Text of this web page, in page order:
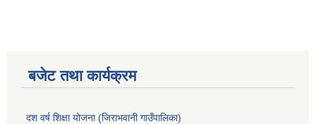
बजेट तथा कार्यक्रम
दश वर्ष शिक्षा योजना (जिराभवानी गाउँपालिका)